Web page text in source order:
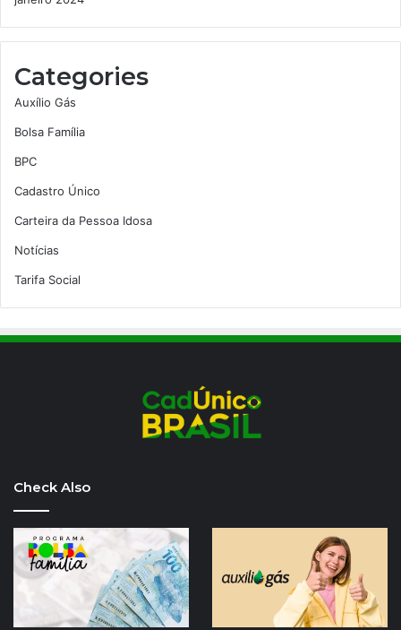
Categories
Auxílio Gás
Bolsa Família
BPC
Cadastro Único
Carteira da Pessoa Idosa
Notícias
Tarifa Social
Check Also